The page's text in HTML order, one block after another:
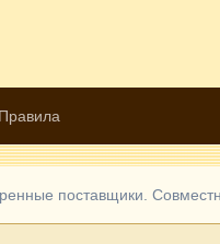
Правила
поставщики.